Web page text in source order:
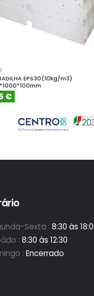
EPS30(10kg/m3)
€
Sexta : 8:30 às
: 8:30 às 12:30
: Encerrado